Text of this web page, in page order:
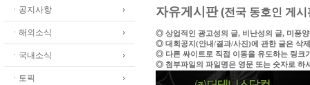
ㆍ공지사항
ㆍ해외소식
ㆍ국내소식
ㆍ토픽
자유게시판(전국 동호인 게시
◎ 상업적인 광고성의 글, 비난성의 글, 미풍
◎ 대회공지(안내/결과/사진)에 관한 글은 삭
◎ 다른 싸이트로 직접 이동을 유도하는 링크
◎ 첨부파일의 파일명은 영문 또는 숫자로 하